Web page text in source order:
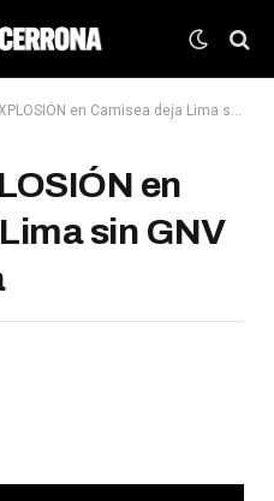
en Camisea deja Lima sin GNV #LaEncerrona
en
sin GNV